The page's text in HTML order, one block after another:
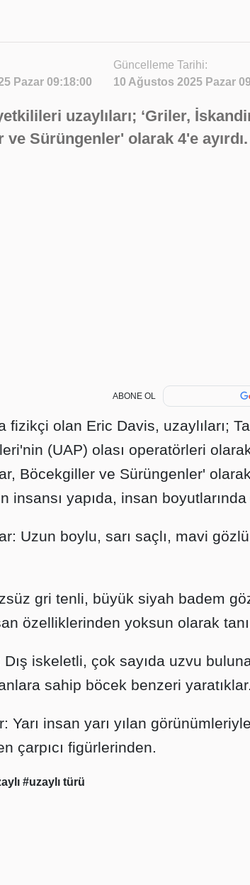
Pazar 09:18:00
Güncelleme Tarihi:
10 Ağustos 2025 Pazar
uzaylıları; ‘Griler,
Sürüngenler' olarak 4'e ayırdı.
ABONE OL
fizikçi olan Eric Davis, uzaylıları;
(UAP) olası operatörleri
Böcekgiller ve Sürüngenler'
insansı yapıda, insan
Uzun boylu, sarı saçlı, mavi
gri tenli, büyük siyah badem
özelliklerinden yoksun olarak
iskeletli, çok sayıda uzvu
sahip böcek benzeri yaratıklar.
Yarı insan yarı yılan
çarpıcı figürlerinden.
#uzaylı türü